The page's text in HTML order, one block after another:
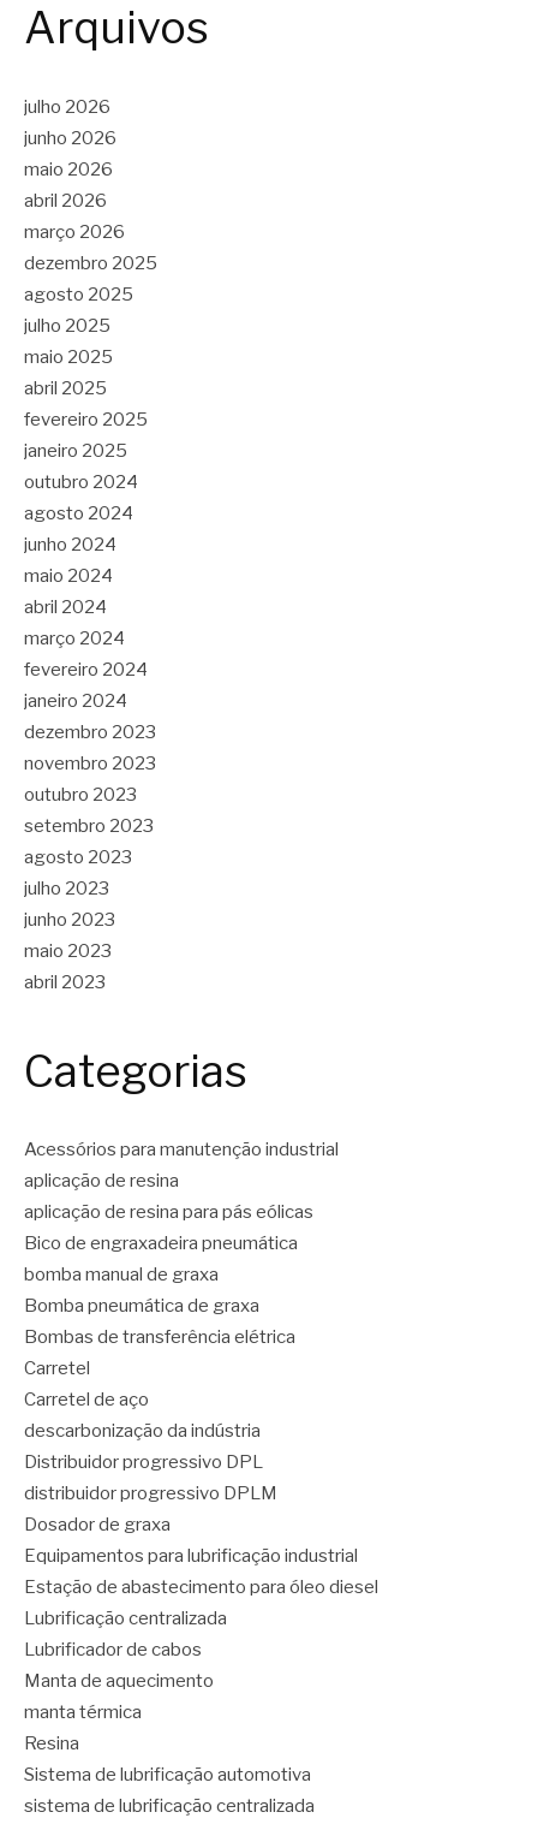
Arquivos
julho 2026
junho 2026
maio 2026
abril 2026
março 2026
dezembro 2025
agosto 2025
julho 2025
maio 2025
abril 2025
fevereiro 2025
janeiro 2025
outubro 2024
agosto 2024
junho 2024
maio 2024
abril 2024
março 2024
fevereiro 2024
janeiro 2024
dezembro 2023
novembro 2023
outubro 2023
setembro 2023
agosto 2023
julho 2023
junho 2023
maio 2023
abril 2023
Categorias
Acessórios para manutenção industrial
aplicação de resina
aplicação de resina para pás eólicas
Bico de engraxadeira pneumática
bomba manual de graxa
Bomba pneumática de graxa
Bombas de transferência elétrica
Carretel
Carretel de aço
descarbonização da indústria
Distribuidor progressivo DPL
distribuidor progressivo DPLM
Dosador de graxa
Equipamentos para lubrificação industrial
Estação de abastecimento para óleo diesel
Lubrificação centralizada
Lubrificador de cabos
Manta de aquecimento
manta térmica
Resina
Sistema de lubrificação automotiva
sistema de lubrificação centralizada